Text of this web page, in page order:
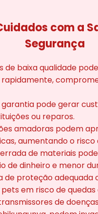
com a
Segurança
de baixa qualidade
pode gerar
ou reparos.
amadoras podem
aumentando o risco
de materiais
de dinheiro e menor
de proteção adequada
em risco de quedas
de